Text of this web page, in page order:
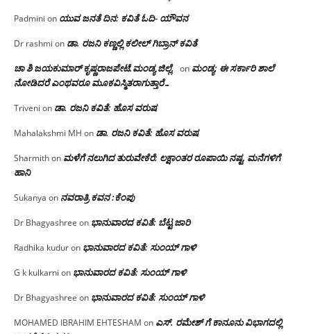
Padmini on ಯುವ ಜನತೆ ದಿನ: ಕವಿತೆ ಓದಿ- ಯೌವನ
Dr rashmi on ಡಾ. ರಜನಿ‌ ಕಣ್ಣಲ್ಲಿ ಕಲೀಲ್ ಗಿಬ್ರಾನ್ ಕವಿತೆ
ಚಾ ಶಿ ಜಯಕುಮಾರ್ ಕೃಷ್ಣರಾಜಪೇಟೆ.ಮಂಡ್ಯ ಜಿಲ್ಲೆ. on ಮಂಡ್ಯ: ಈ ಸರ್ಕಾರಿ ಶಾಲೆ
ನೋಡಿದರೆ ಎಂಥವರೂ ಮೂಕವಿಸ್ಮಿತರಾಗುತ್ತಾರೆ…
Triveni on ಡಾ. ರಜನಿ ಕವಿತೆ: ಹೊಸ ವರುಷ
Mahalakshmi MH on ಡಾ. ರಜನಿ ಕವಿತೆ: ಹೊಸ ವರುಷ
Sharmithon ಮಳೆಗೆ ನಲುಗಿದ ತುರುವೇಕೆರೆ: ಲಕ್ಷಾಂತರ ರೂಪಾಯಿ ನಷ್ಟ, ಮನೆಗಳಿಗೆ
ಹಾನಿ
Sukanya on ನವರಾತ್ರಿ ಕವನ :ಕೆಂಪು
Dr Bhagyashree on ಭಾನುವಾರದ ಕವಿತೆ: ಬೆಟ್ಟ ಜಾರಿ
Radhika kuduron ಭಾನುವಾರದ ಕವಿತೆ: ಸುಂಯ್ ಗಾಳಿ
G k kulkarni on ಭಾನುವಾರದ ಕವಿತೆ: ಸುಂಯ್ ಗಾಳಿ
Dr Bhagyashree on ಭಾನುವಾರದ ಕವಿತೆ: ಸುಂಯ್ ಗಾಳಿ
MOHAMED IBRAHIM EHTESHAM on ಎಸ್. ರಮೇಶ್ ಗೆ ಕಾನೂನು ವಿಭಾಗದಲ್ಲಿ